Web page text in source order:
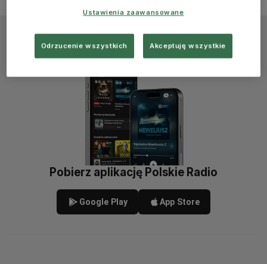
Pobierz aplikację Polskie Radio
Google Play App Store
Ustawienia zaawansowane
Odrzucenie wszystkich Akceptuję wszystkie